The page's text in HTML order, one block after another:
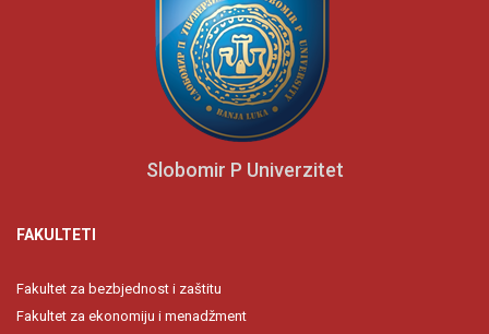
Slobomir P Univerzitet
FAKULTETI
Fakultet za bezbjednost i zaštitu
Fakultet za ekonomiju i menadžment